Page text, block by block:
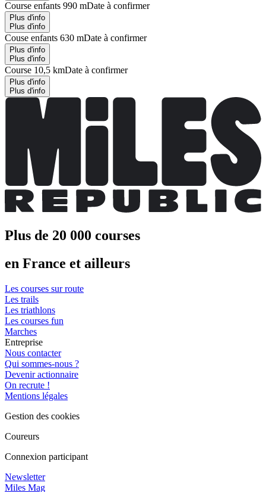
Course enfants 990 mDate à confirmer
Plus d'info
Plus d'info
Couse enfants 630 mDate à confirmer
Plus d'info
Plus d'info
Course 10,5 kmDate à confirmer
Plus d'info
Plus d'info
Plus de 20 000 courses
en France et ailleurs
Les courses sur route
Les trails
Les triathlons
Les courses fun
Marches
Entreprise
Nous contacter
Qui sommes-nous ?
Devenir actionnaire
On recrute !
Mentions légales
Gestion des cookies
Coureurs
Connexion participant
Newsletter
Miles Mag